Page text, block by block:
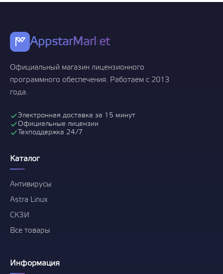
AppstarMarket
Официальный магазин лицензионного
программного обеспечения. Работаем с 2013
года.
Электронная доставка за 15 минут
Официальные лицензии
Техподдержка 24/7
Каталог
Антивирусы
Astra Linux
СКЗИ
Все товары
Информация